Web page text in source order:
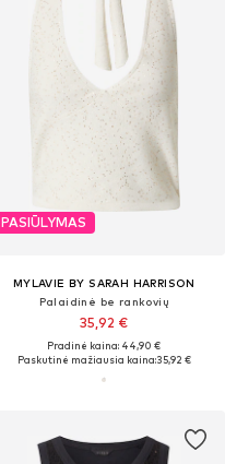
PASIŪLYMAS
MYLAVIE BY SARAH HARRISON
Palaidinė be rankovių
35,92 €
Pradinė kaina: 44,90 €
Paskutinė mažiausia kaina:35,92 €